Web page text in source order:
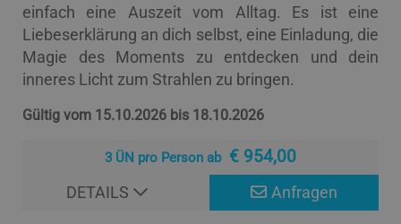
einfach eine Auszeit vom Alltag. Es ist eine
Liebeserklärung an dich selbst, eine Einladung, die
Magie des Moments zu entdecken und dein
inneres Licht zum Strahlen zu bringen.
Gültig vom 15.10.2026 bis 18.10.2026
3 ÜN pro Person ab € 954,00
Anfragen
DETAILS